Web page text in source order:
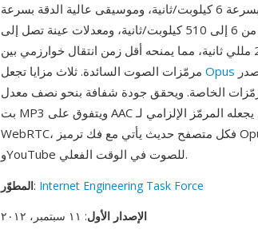
من الاستخدامات: صوت منخفض زمن الاستجابة بسرعة 6 كيلوبت/ثانية، وموسيقى عالية الدقة بسرعة
128 كيلوبت/ثانية، وكل ما بينهما. يدعم معدلات بت من 6 إلى 510 كيلوبت/ثانية، ومعدلات عينة تصل إلى
48 كيلوهرتز، وأحجام إطارات صغيرة تصل إلى 2.5 مللي ثانية، مما يمنحه أقل زمن انتقال خوارزمي بين
Opus
الخاصة. ويحقق جودة شفافة بنحو نصف معدل
بت MP3 ويتفوق على AAC بمعدلات مكافئة. وزمن الاستجابة المنخفض يجعله المرمّز الإلزامي لـ
WebRTC، فكل متصفح حديث يأتي مع فك ترميز Opus مدمج. يعتمد عليه WhatsApp وDiscord وZoom
وYouTube للصوت في الوقت الفعلي.
المطوّر: Internet Engineering Task Force
الإصدار الأول: ١١ سبتمبر، ٢٠١٢